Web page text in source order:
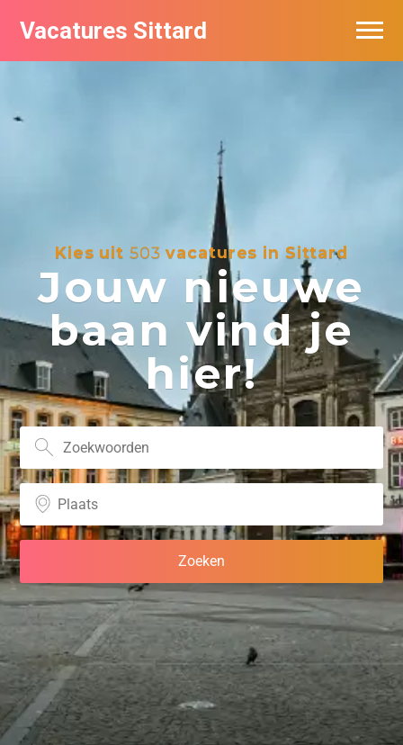
Vacatures Sittard
Kies uit 503 vacatures in Sittard
Jouw nieuwe
baan vind je
hier!
Vacatures per bedrijf